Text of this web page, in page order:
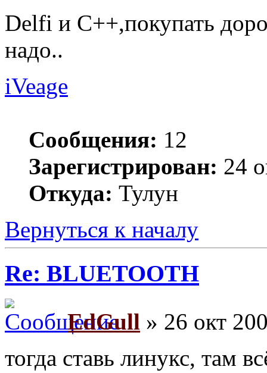
Delfi и С++,покупать
надо..
iVeage
Сообщения: 12
Зарегистрирован: 24
Откуда: Тулун
Вернуться к началу
Re: BLUETOOTH
EdGull » 26 окт
тогда ставь линукс, там